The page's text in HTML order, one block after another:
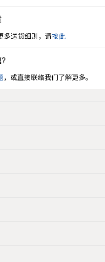
多送货细则，请按此
，或直接联络我们了解更多。